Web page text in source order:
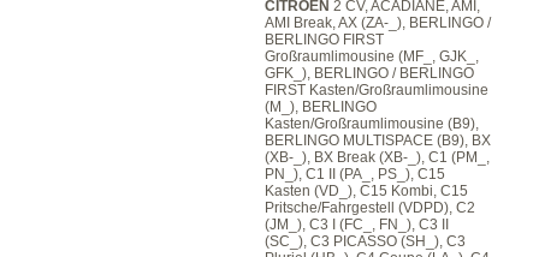
CITROËN 2 CV, ACADIANE, AMI,
AMI Break, AX (ZA-_), BERLINGO /
BERLINGO FIRST
Großraumlimousine (MF_, GJK_,
GFK_), BERLINGO / BERLINGO
FIRST Kasten/Großraumlimousine
(M_), BERLINGO
Kasten/Großraumlimousine (B9),
BERLINGO MULTISPACE (B9), BX
(XB-_), BX Break (XB-_), C1 (PM_,
PN_), C1 II (PA_, PS_), C15
Kasten (VD_), C15 Kombi, C15
Pritsche/Fahrgestell (VDPD), C2
(JM_), C3 I (FC_, FN_), C3 II
(SC_), C3 PICASSO (SH_), C3